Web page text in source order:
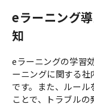
eラーニング
知
eラーニングの学習
ーニングに関する
です。また、ルール
ことで、トラブルの